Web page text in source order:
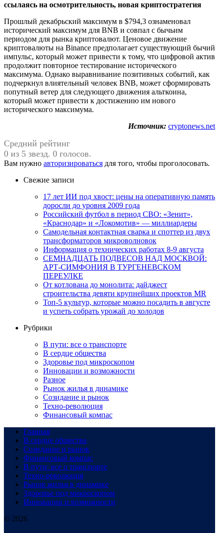
ссылаясь на осмотрительность, новая криптостратегия
Прошлый декабрьский максимум в $794,3 ознаменовал
исторический максимум для BNB и совпал с бычьим
периодом для рынка криптовалют. Ценовое движение
криптовалюты на Binance предполагает существующий бычий
импульс, который может привести к тому, что цифровой актив
продолжит повторное тестирование исторического
максимума. Однако выравнивание позитивных событий, как
подчеркнул влиятельный человек BNB, может сформировать
попутный ветер для следующего движения альткоина,
который может привести к достижению им нового
исторического максимума.
Источник: cryptonews.net
Средний рейтинг
0 из 5 звезд. 0 голосов.
Вам нужно авторизироваться для того, чтобы проголосовать.
Свежие записи
17 лет ИИ под хвост: цены на оперативную память
доросли до уровня 2009 года
Российский футбол в период СВО: «Зенит»,
«Краснодар» и «Локомотив» — миллиардеры
Самодельная контактная сварка и споттер из двух
трансформаторов микроволновок
Информация о технических работах 8-9 августа
СЕМНАДЦАТЬ ПОДВЕСОВ НАД МОСКВОЙ:
АРТ-СИМФОНИЯ В ТУРГЕНЕВСКОМ
ПЕРЕУЛКЕ
От котлована до монолита: дайджест
строительства девяти крупнейших проектов MR
Топ-5 культур, которые можно посадить в августе
и успеть собрать урожай до холодов
Рубрики
В пути: все о транспорте
В сердце общества
Здоровье под микроскопом
Инновации и возможности
Разное
Рынок жилья в динамике
Созидание и рынок
Техно-революция
Финансовый компас
Главная
В сердце общества
Созидание и рынок
Финансовый компас
В пути: все о транспорте
Техно-революция
Рынок жилья в динамике
Здоровье под микроскопом
Инновации и возможности
© 2026